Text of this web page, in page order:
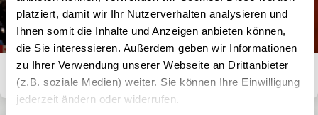
platziert, damit wir Ihr Nutzerverhalten analysieren und
Ihnen somit die Inhalte und Anzeigen anbieten können,
die Sie interessieren. Außerdem geben wir Informationen
zu Ihrer Verwendung unserer Webseite an Drittanbieter
(z.B. soziale Medien) weiter. Sie können Ihre Einwilligung
jederzeit ändern oder widerrufen.
Kanada Feiertage